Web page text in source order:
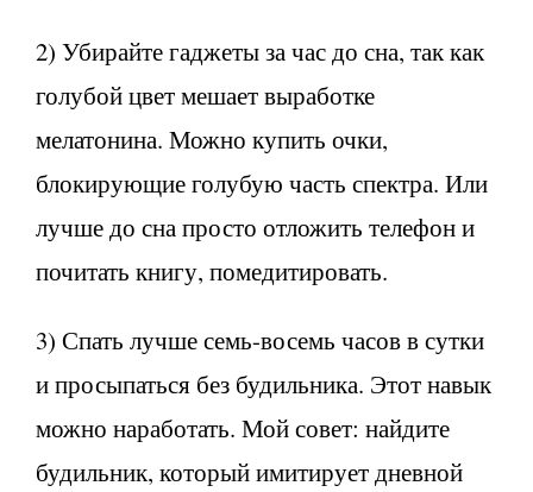
2) Убирайте гаджеты за час до сна, так как
голубой цвет мешает выработке
мелатонина. Можно купить очки,
блокирующие голубую часть спектра. Или
лучше до сна просто отложить телефон и
почитать книгу, помедитировать.
3) Спать лучше семь-восемь часов в сутки
и просыпаться без будильника. Этот навык
можно наработать. Мой совет: найдите
будильник, который имитирует дневной